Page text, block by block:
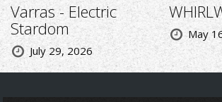
Varras - Electric
Stardom
July 29, 2026
May